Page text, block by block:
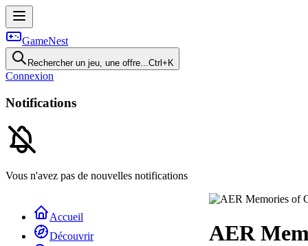
GameNest
Rechercher un jeu, une offre...Ctrl+K
Connexion
Notifications
Vous n'avez pas de nouvelles notifications
Accueil
Découvrir
AER